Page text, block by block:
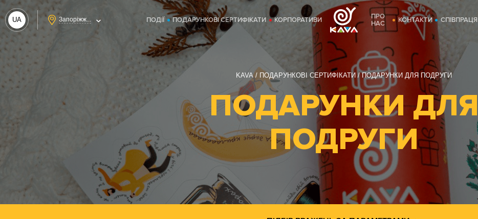
UA Запоріжж... ПОДІЇ ПОДАРУНКОВІ СЕРТИФІКАТИ КОРПОРАТИВИ
ПРО
НАС
КОНТАКТИ СПІВПРАЦЯ
KAVA ПОДАРУНКОВІ СЕРТИФІКАТИ ПОДАРУНКИ ДЛЯ ПОДРУГИ
ПОДАРУНКИ ДЛЯ
ПОДРУГИ